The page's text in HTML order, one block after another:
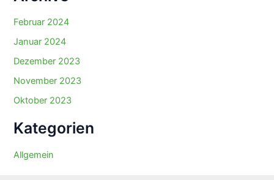
Februar 2024
Januar 2024
Dezember 2023
November 2023
Oktober 2023
Kategorien
Allgemein